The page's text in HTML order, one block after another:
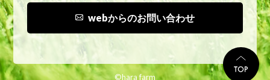
webからのお問い合わせ
©hara farm